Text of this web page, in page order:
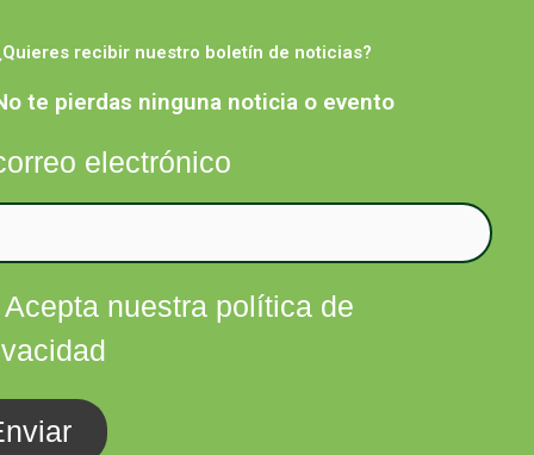
FacebookTwitter
recibir nuestro boletín de noticias?
te pierdas ninguna noticia o evento
electrónico
Acepta nuestra política de